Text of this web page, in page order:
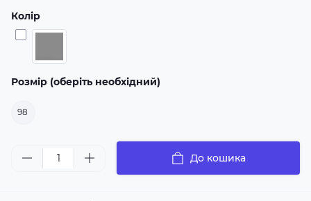
Колір
Розмір (оберіть необхідний)
98
До кошика